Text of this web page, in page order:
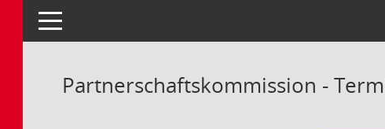
Toggle navigation
Partnerschaftskommission -